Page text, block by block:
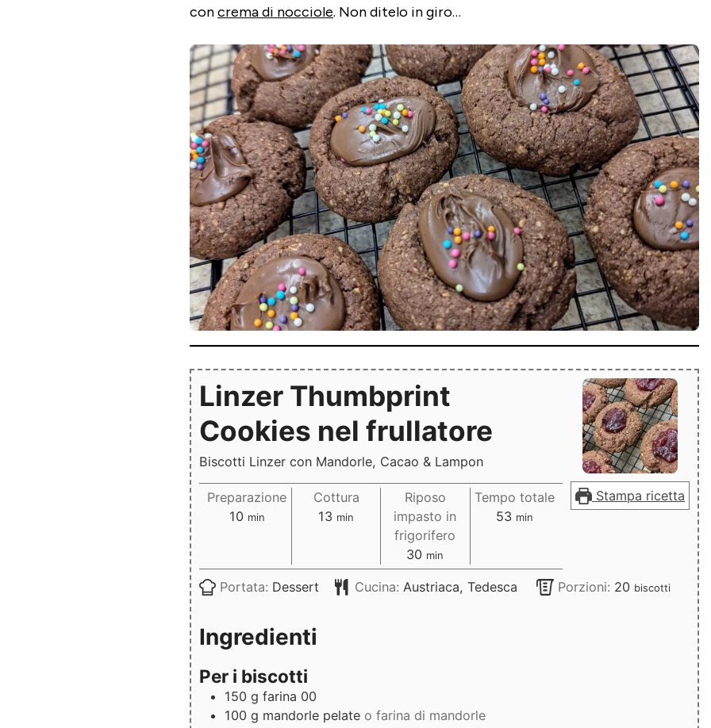
concrema di nocciole. Non ditelo in giro…
Stampa ricetta
Linzer Thumbprint
Cookies nel frullatore
Biscotti Linzer con Mandorle, Cacao & Lampon
Preparazione
10minuti
min
Cottura
13minuti
min
Riposo
impasto in
frigorifero
30 minuti
min
Tempo totale
53minuti
min
Portata: Dessert Cucina: Austriaca, Tedesca Porzioni: 20 biscotti
Ingredienti
Per i biscotti
150 g farina 00
100 g mandorle pelate o farina di mandorle